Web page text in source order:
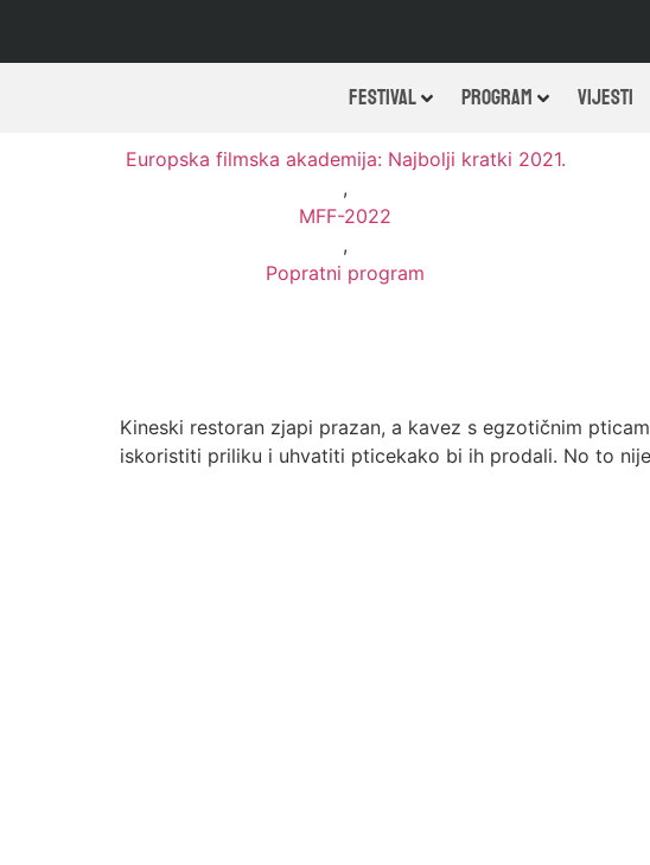
FESTIVAL PROGRAM VIJESTI
Europska filmska akademija: Najbolji kratki 2021.
,
MFF-2022
,
Popratni program
Kineski restoran zjapi prazan, a kavez s egzotičnim
iskoristiti priliku i uhvatiti pticekako bi ih prodali. No to